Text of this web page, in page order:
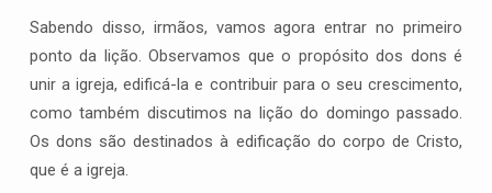
Sabendo disso, irmãos, vamos agora entrar no primeiro
ponto da lição. Observamos que o propósito dos dons é
unir a igreja, edificá-la e contribuir para o seu crescimento,
como também discutimos na lição do domingo passado.
Os dons são destinados à edificação do corpo de Cristo,
que é a igreja.